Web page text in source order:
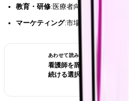
教育・研修:医療者向けトレーニング
マーケティング:市場分析・戦略
あわせて読みたい
看護師を辞めたい時の完全
続ける選択・転職準備